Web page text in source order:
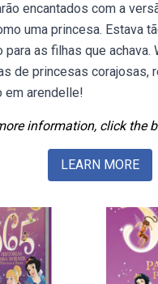
encantados com a
uma princesa. Estava
as filhas que
de princesas corajosas,
em arendelle!
information, click the
LEARN MORE